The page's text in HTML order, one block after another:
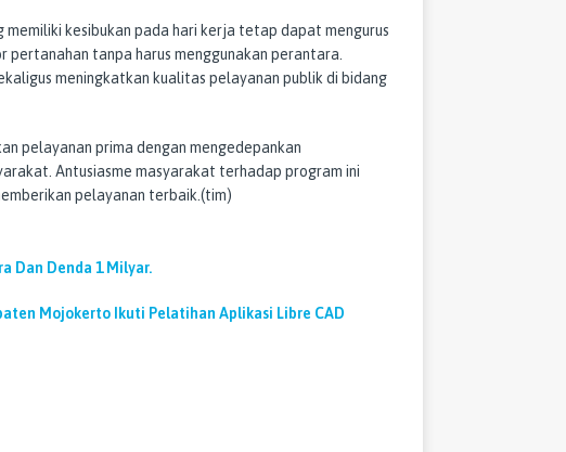
kesibukan pada hari kerja tetap dapat mengurus
pertanahan tanpa harus menggunakan perantara.
meningkatkan kualitas pelayanan publik di bidang
pelayanan prima dengan mengedepankan
Antusiasme masyarakat terhadap program ini
pelayanan terbaik.(tim)
Dan Denda 1 Milyar.
Mojokerto Ikuti Pelatihan Aplikasi Libre CAD